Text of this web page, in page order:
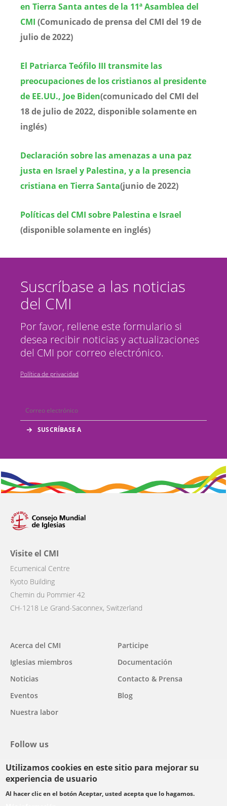
Utilizamos cookies en este sitio para mejorar su
experiencia de usuario
Al hacer clic en el botón Aceptar, usted acepta que lo hagamos.
en Tierra Santa antes de la 11ª Asamblea del
CMI (Comunicado de prensa del CMI del 19 de
julio de 2022)
El Patriarca Teófilo III transmite las
preocupaciones de los cristianos al presidente
de EE.UU., Joe Biden(comunicado del CMI del
18 de julio de 2022, disponible solamente en
inglés)
Declaración sobre las amenazas a una paz
justa en Israel y Palestina, y a la presencia
cristiana en Tierra Santa(junio de 2022)
Políticas del CMI sobre Palestina e Israel
(disponible solamente en inglés)
Suscríbase a las noticias
del CMI
Por favor, rellene este formulario si
desea recibir noticias y actualizaciones
del CMI por correo electrónico.
Política de privacidad
Visite el CMI
Ecumenical Centre
Kyoto Building
Chemin du Pommier 42
CH-1218 Le Grand-Saconnex, Switzerland
Main
navigation
Acerca del CMI
Iglesias miembros
Noticias
Eventos
Nuestra labor
Participe
Documentación
Contacto & Prensa
Blog
Follow us
facebook
twitteryoutubeyoutubeinstagram
Select